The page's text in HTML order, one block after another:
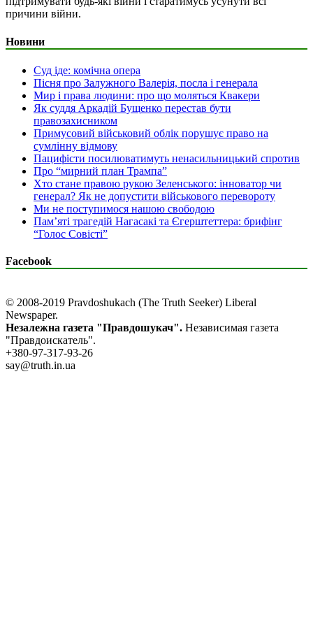
причини війни.
Новини
Суд іде: комічна опера
Пісня про Залужного Валерія, посла і генерала
Мир і права людини: про що моляться Квакери
Як суддя Аркадій Бущенко перестав бути
правозахисником
Примусовий військовий облік порушує право на
сумлінну відмову
Пацифісти посилюватимуть ненасильницький спротив
Про “мирний план Трампа”
Хто стане правою рукою Зеленського: інноватор чи
генерал? Як не допустити військового перевороту
Ми не поступимося нашою свободою
Пам’яті трагедій Нагасакі та Єгерштеттера: брифінг
“Голос Совісті”
Facebook
© 2008-2019 Pravdoshukach (The Truth Seeker) Liberal
Newspaper.
Незалежна газета "Правдошукач". Независимая газета
"Правдоискатель".
+380-97-317-93-26
say@truth.in.ua